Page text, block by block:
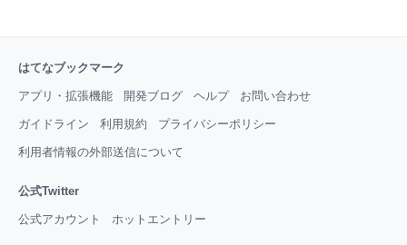
はてなブックマーク
アプリ・拡張機能 開発ブログ ヘルプ お問い合わせ
ガイドライン 利用規約 プライバシーポリシー
利用者情報の外部送信について
公式Twitter
公式アカウント ホットエントリー